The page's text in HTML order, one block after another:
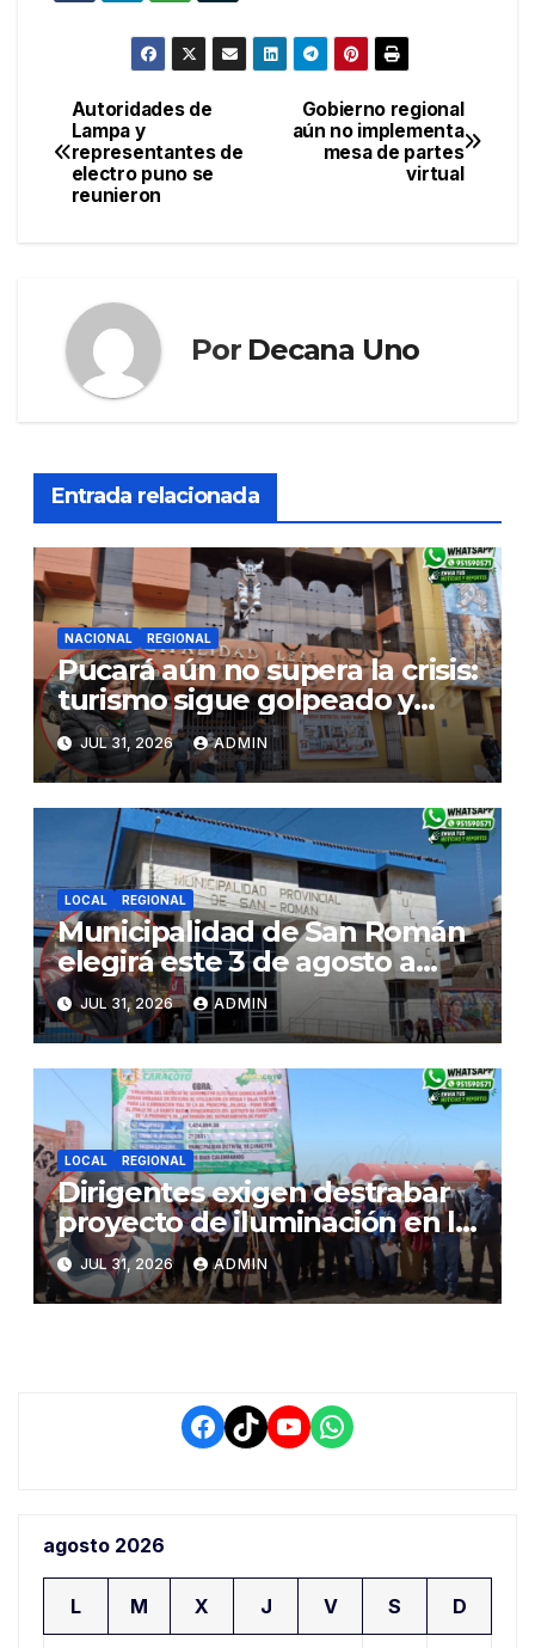
Navegación
de
Gobierno regional
aún no implementa
mesa de partes
virtual
Autoridades de
Lampa y
representantes de
electro puno se
reunieron
Por Decana Uno
Entrada relacionada
NACIONAL REGIONAL
Pucará aún no supera la crisis:
turismo sigue golpeado y
alcaldesa exige al nuevo
Gobierno fondos para obras
paralizadas
JUL 31, 2026 ADMIN
LOCAL REGIONAL
Municipalidad de San Román
elegirá este 3 de agosto a
representantes del Comité
de Seguridad y Salud en el
Trabajo
JUL 31, 2026 ADMIN
LOCAL REGIONAL
Dirigentes exigen destrabar
proyecto de iluminación en la
salida a Puno y alertan por
demora que pone en riesgo a
conductores
JUL 31, 2026 ADMIN
Facebook
TikTokYouTube
WhatsApp
agosto 2026
L M X J V S D